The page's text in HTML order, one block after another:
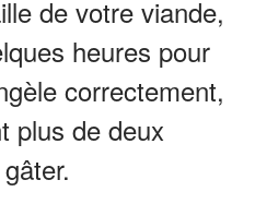
de votre viande,
heures pour
correctement,
plus de deux